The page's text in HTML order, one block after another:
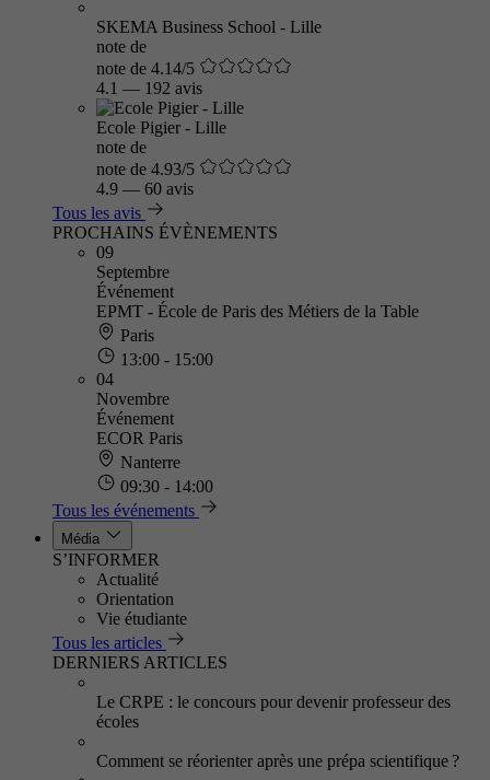
SKEMA Business School - Lille
note de
note de 4.14/5
4.1 — 192 avis
Ecole Pigier - Lille
note de
note de 4.93/5
4.9 — 60 avis
Tous les avis
PROCHAINS ÉVÈNEMENTS
09
Septembre
Événement
EPMT - École de Paris des Métiers de la Table
Paris
13:00 - 15:00
04
Novembre
Événement
ECOR Paris
Nanterre
09:30 - 14:00
Tous les événements
Média
S’INFORMER
Actualité
Orientation
Vie étudiante
Tous les articles
DERNIERS ARTICLES
Le CRPE : le concours pour devenir professeur des
écoles
Comment se réorienter après une prépa scientifique ?